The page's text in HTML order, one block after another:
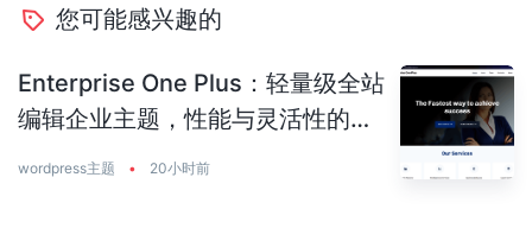
您可能感兴趣的
Enterprise One Plus：轻量级全站
编辑企业主题，性能与灵活性的完
wordpress主题 • 20小时前